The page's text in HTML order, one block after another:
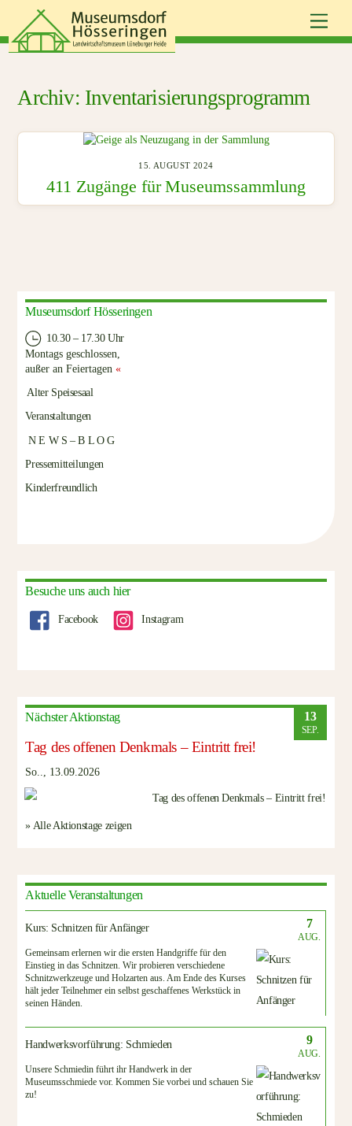
content
Inventarisierungsprogramm
15. AUGUST 2024
411 Zugänge für Museumssammlung
Museumsdorf Hösseringen
10.30 – 17.30 Uhr
Montags geschlossen,
außer an Feiertagen«
Alter Speisesaal
Veranstaltungen
N E W S – B L O G
Pressemitteilungen
Kinderfreundlich
Besuche uns auch hier
Facebook Instagram
Nächster Aktionstag 13
SEP.
Tag des offenen Denkmals – Eintritt frei!
So.., 13.09.2026
» Alle Aktionstage zeigen
Aktuelle Veranstaltungen
Kurs: Schnitzen für Anfänger 7
AUG.
Gemeinsam erlernen wir die ersten Handgriffe für den
Einstieg in das Schnitzen. Wir probieren verschiedene
Schnitzwerkzeuge und Holzarten aus. Am Ende des Kurses
hält jeder Teilnehmer ein selbst geschaffenes Werkstück in
seinen Händen.
Handwerksvorführung: Schmieden 9
AUG.
Unsere Schmiedin führt ihr Handwerk in der
Museumsschmiede vor. Kommen Sie vorbei und schauen Sie
zu!